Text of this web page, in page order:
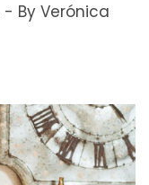
By Verónica